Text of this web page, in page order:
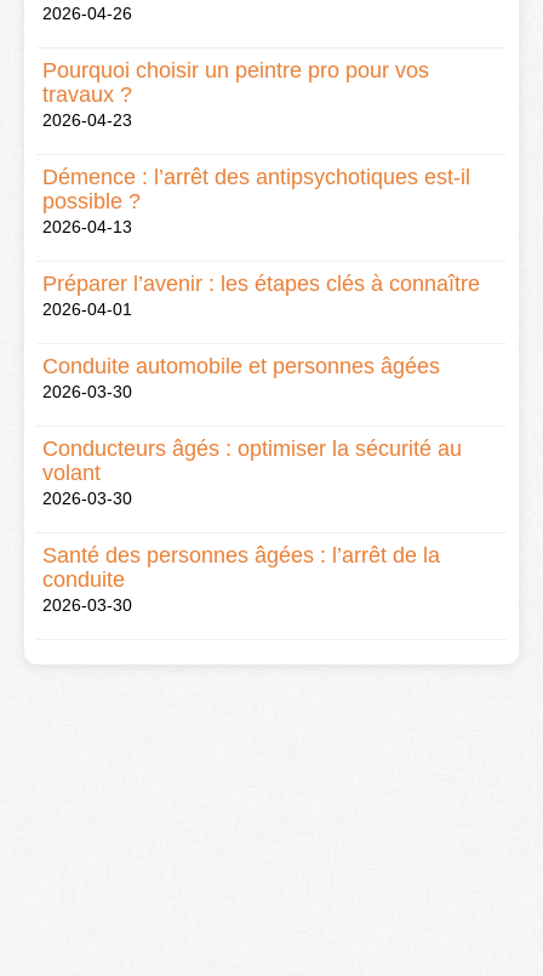
2026-04-26
Pourquoi choisir un peintre pro pour vos
travaux ?
2026-04-23
Démence : l’arrêt des antipsychotiques est-il
possible ?
2026-04-13
Préparer l’avenir : les étapes clés à connaître
2026-04-01
Conduite automobile et personnes âgées
2026-03-30
Conducteurs âgés : optimiser la sécurité au
volant
2026-03-30
Santé des personnes âgées : l’arrêt de la
conduite
2026-03-30